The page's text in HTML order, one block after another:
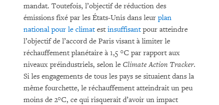
mandat. Toutefois, l’objectif de réduction des
émissions fixé par les États-Unis dans leur plan
national pour le climatest insuffisantpour atteindre
l’objectif de l’accord de Paris visant à limiter le
réchauffement planétaire à 1,5 °C par rapport aux
niveaux préindustriels, selon le Climate Action Tracker.
Si les engagements de tous les pays se situaient dans la
même fourchette, le réchauffement atteindrait un peu
moins de 2°C, ce qui risquerait d’avoir un impact